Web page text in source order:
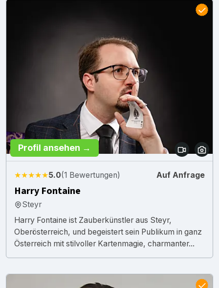
Profil ansehen →
★★★★★5.0(1 Bewertungen) Auf Anfrage
Harry Fontaine
Steyr
Harry Fontaine ist Zauberkünstler aus Steyr,
Oberösterreich, und begeistert sein Publikum in ganz
Österreich mit stilvoller Kartenmagie, charmanter...